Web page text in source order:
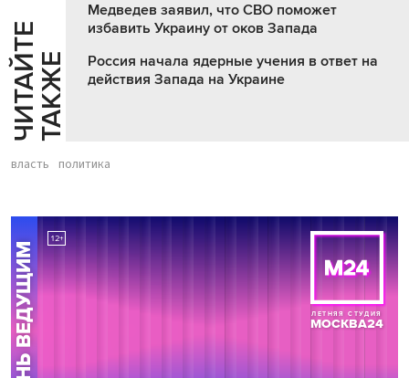
Ч
И
Т
АЙ
Т
Е
Т
А
К
ЖЕ
Медведев заявил, что СВО поможет
избавить Украину от оков Запада
Россия начала ядерные учения в ответ на
действия Запада на Украине
власть политика